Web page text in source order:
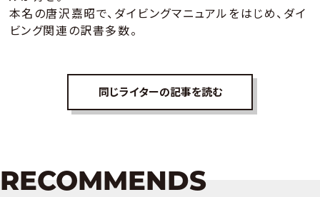
本名の唐沢嘉昭で、ダイビングマニュアルをはじめ、ダイ
ビング関連の訳書多数。
同じライターの記事を読む
RECOMMENDS